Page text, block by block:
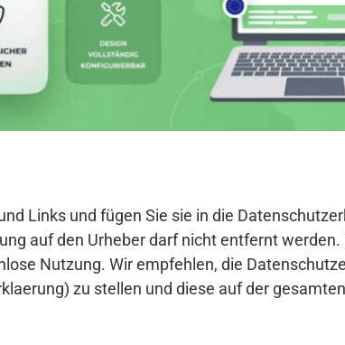
Links und fügen Sie sie in die
auf den Urheber darf nicht entfernt werden.
Nutzung. Wir empfehlen, die
zu stellen und diese auf der